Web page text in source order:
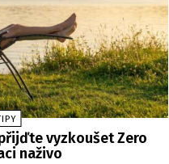
vyzkoušet Zero
naživo